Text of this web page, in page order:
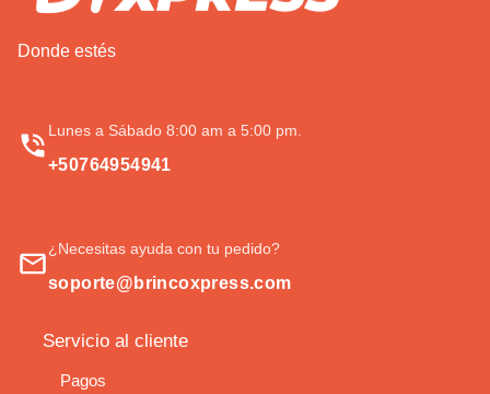
Donde estés
Lunes a Sábado 8:00 am a 5:00 pm.
+50764954941
¿Necesitas ayuda con tu pedido?
soporte@brincoxpress.com
Servicio al cliente
Pagos